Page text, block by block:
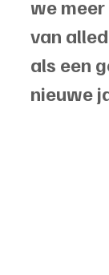
we
van
als een
nieuwe